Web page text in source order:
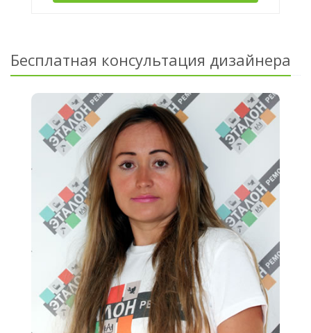
Бесплатная консультация дизайнера